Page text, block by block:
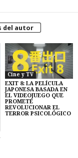
del autor
Cine y TV
EXIT 8: LA PELÍCULA
JAPONESA BASADA EN
EL VIDEOJUEGO QUE
PROMETE
REVOLUCIONAR EL
TERROR PSICOLÓGICO